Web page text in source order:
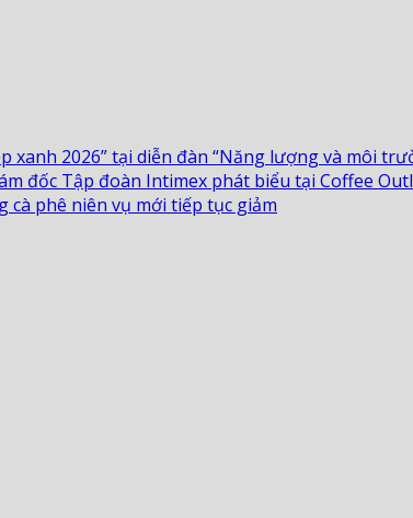
2026” tại diễn đàn “Năng lượng và môi
đốc Tập đoàn Intimex phát biểu tại Coffee
cà phê niên vụ mới tiếp tục giảm